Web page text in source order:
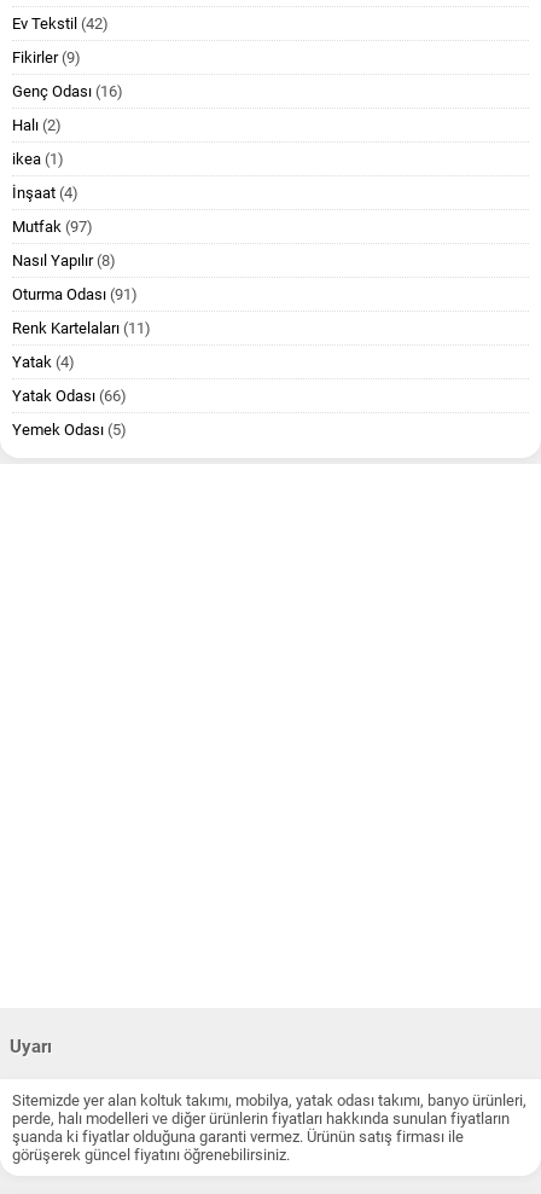
Ev Tekstil (42)
Fikirler(9)
Genç Odası (16)
Halı (2)
ikea (1)
İnşaat (4)
Mutfak (97)
Nasıl Yapılır(8)
Oturma Odası (91)
Renk Kartelaları (11)
Yatak (4)
Yatak Odası (66)
Yemek Odası (5)
Uyarı
Sitemizde yer alan koltuk takımı, mobilya, yatak odası takımı, banyo ürünleri,
perde, halı modelleri ve diğer ürünlerin fiyatları hakkında sunulan fiyatların
şuanda ki fiyatlar olduğuna garanti vermez. Ürünün satış firması ile
görüşerek güncel fiyatını öğrenebilirsiniz.